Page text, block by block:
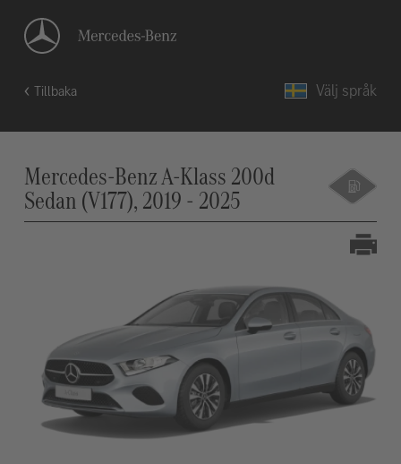
Tillbaka Välj språk
Mercedes-Benz A-Klass 200d
Sedan (V177), 2019 - 2025